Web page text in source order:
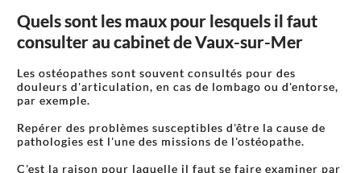
Quels sont les maux pour lesquels il faut
consulter au cabinet de Vaux-sur-Mer
Les ostéopathes sont souvent consultés pour des
douleurs d'articulation, en cas de lombago ou d'entorse,
par exemple.
Repérer des problèmes susceptibles d'être la cause de
pathologies est l'une des missions de l'ostéopathe.
C'est la raison pour laquelle il faut se faire examiner par